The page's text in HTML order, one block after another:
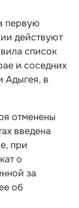
первую
действуют
список
и соседних
Адыгея, в
отменены
введена
при
о
за
об